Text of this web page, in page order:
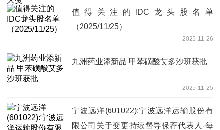
值得关注的IDC龙头股名单
（2025/11/25）
2025-11-26
九洲药业添新品 甲苯磺酸艾多沙班获批
2025-11-25
宁波远洋(601022):宁波远洋运输股份有
限公司关于变更持续督导保荐代表人-每